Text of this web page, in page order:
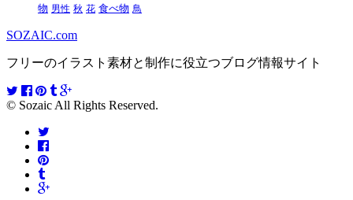
物 男性 秋 花 食べ物 鳥
SOZAIC.com
フリーのイラスト素材と制作に役立つブログ情報サイト
© Sozaic All Rights Reserved.